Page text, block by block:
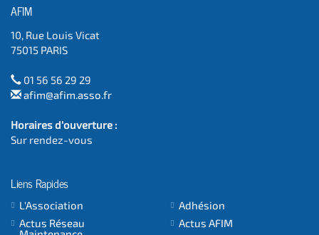
AFIM
10, Rue Louis Vicat
75015 PARIS
01 56 56 29 29
afim@afim.asso.fr
Horaires d'ouverture :
Sur rendez-vous
Liens Rapides
L'Association
Adhésion
Actus Réseau
Actus AFIM